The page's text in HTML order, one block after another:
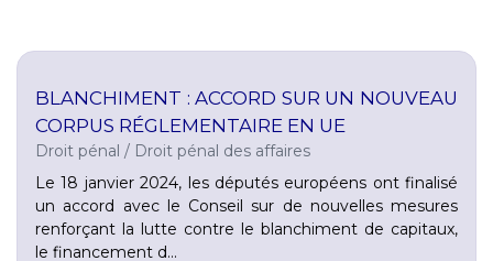
BLANCHIMENT : ACCORD SUR UN NOUVEAU
CORPUS RÉGLEMENTAIRE EN UE
Droit pénal / Droit pénal des affaires
Le 18 janvier 2024, les députés européens ont finalisé
un accord avec le Conseil sur de nouvelles mesures
renforçant la lutte contre le blanchiment de capitaux,
le financement d...